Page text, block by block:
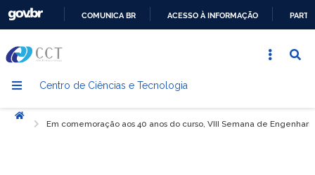
CONTEÚDO
COMUNICA BR ACESSO À INFORMAÇÃO
Centro de Ciências e Tecnologia
Início
Em comemoração aos 40 anos do curso, VIII Semana de